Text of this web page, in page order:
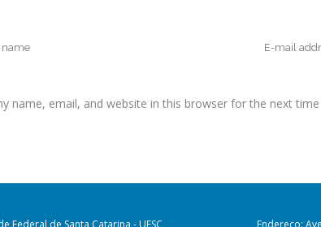
name, email, and website in this browser for the next
Federal de Santa Catarina - UFSC Endereço: